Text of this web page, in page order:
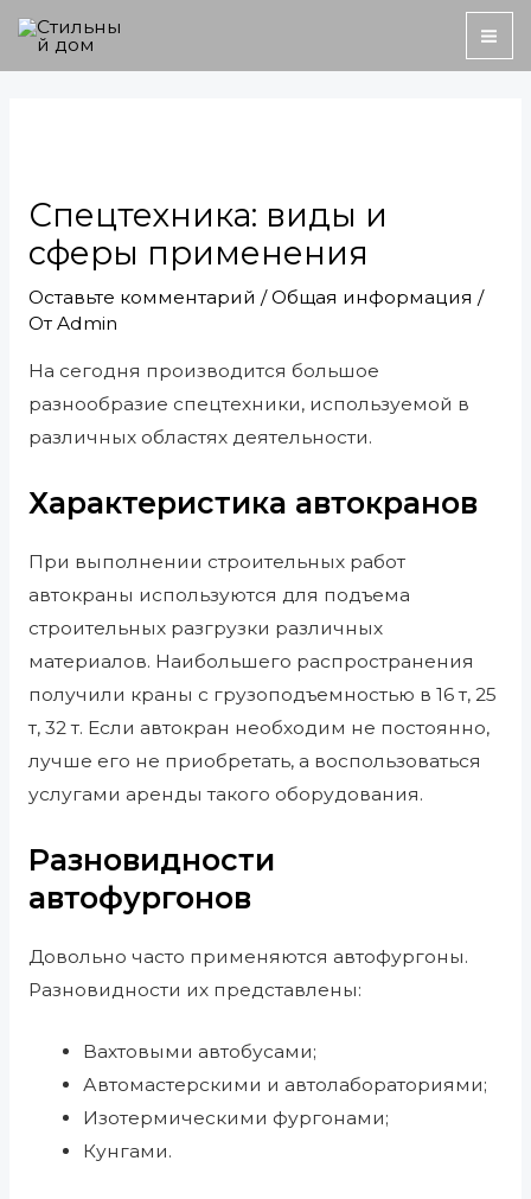
Перейти
Спецтехника: виды и
сферы применения
Оставьте комментарий /Общая информация /
От Admin
На сегодня производится большое
разнообразие спецтехники, используемой в
различных областях деятельности.
Характеристика автокранов
При выполнении строительных работ
автокраны используются для подъема
строительных разгрузки различных
материалов. Наибольшего распространения
получили краны с грузоподъемностью в 16 т, 25
т, 32 т. Если автокран необходим не постоянно,
лучше его не приобретать, а воспользоваться
услугами аренды такого оборудования.
Разновидности
автофургонов
Довольно часто применяются автофургоны.
Разновидности их представлены:
Вахтовыми автобусами;
Автомастерскими и автолабораториями;
Изотермическими фургонами;
Кунгами.